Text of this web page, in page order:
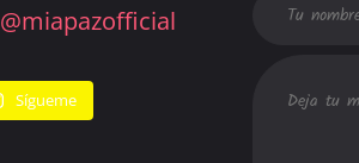
@miapazofficial
Sígueme